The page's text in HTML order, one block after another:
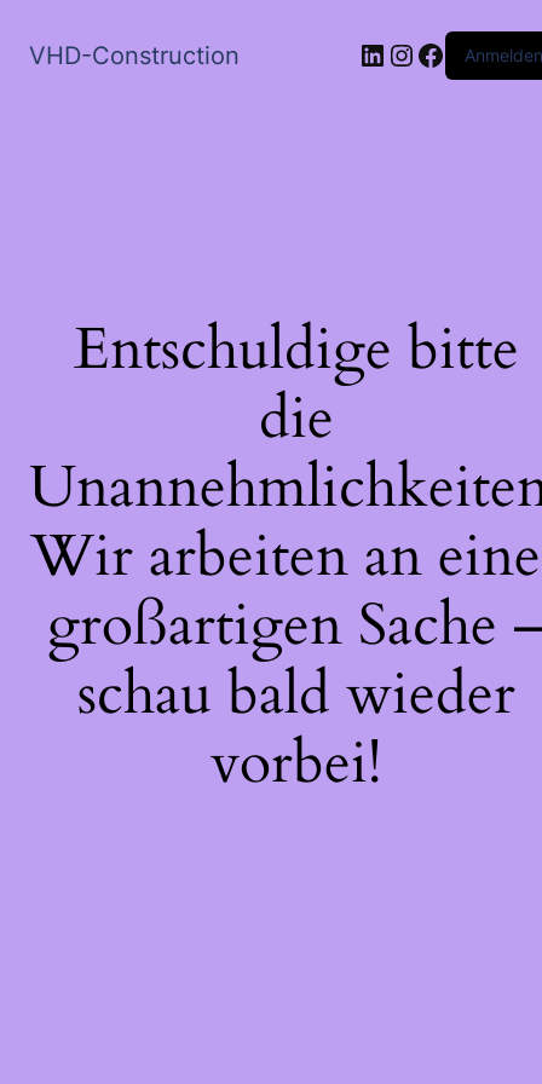
VHD-Construction LinkedIn
Instagram
Anmelden
Entschuldige bitte
die
Wir arbeiten an
großartigen Sache
schau bald wieder
vorbei!